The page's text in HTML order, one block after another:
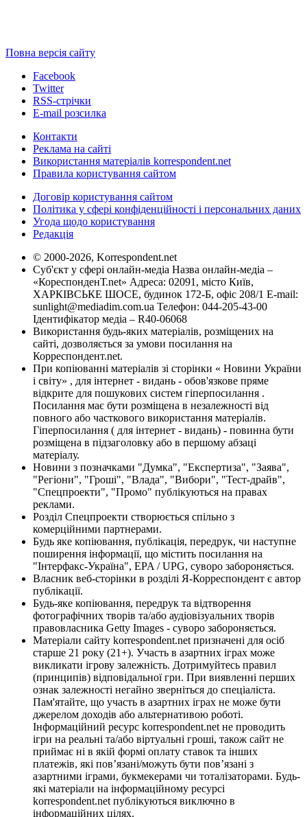
Повна версія сайту
Facebook
Twitter
RSS-стрічки
E-mail розсилка
Контакти
Реклама на сайті
Використання матеріалів korrespondent.net
Правила користування сайтом
Договір користування сайтом
Політика у сфері конфіденційності і персональних даних
Угода щодо користування
Редакція
© 2000-2026, Korrespondent.net
Суб'єкт у сфері онлайн-медіа Назва онлайн-медіа –
«КореспонденТ.net» Адреса: 02091, місто Київ,
ХАРКІВСЬКЕ ШОСЕ, будинок 172-Б, офіс 208/1 E-mail:
sunlight@mediadim.com.ua Телефон: 044-205-43-00
Ідентифікатор медіа – R40-06068
Використання будь-яких матеріалів, розміщених на
сайті, дозволяється за умови посилання на
Корреспондент.net.
При копіюванні матеріалів зі сторінки « Новини України
і світу» , для інтернет - видань - обов'язкове пряме
відкрите для пошукових систем гіперпосилання .
Посилання має бути розміщена в незалежності від
повного або часткового використання матеріалів.
Гіперпосилання ( для інтернет - видань) - повинна бути
розміщена в підзаголовку або в першому абзаці
матеріалу.
Новини з позначками "Думка", "Експертиза", "Заява",
"Регіони", "Гроші", "Влада", "Вибори", "Тест-драйв",
"Спецпроекти", "Промо" публікуються на правах
реклами.
Розділ Спецпроекти створюється спільно з
комерційними партнерами.
Будь яке копіювання, публікація, передрук, чи наступне
поширення інформації, що містить посилання на
"Інтерфакс-Україна", EPA / UPG, суворо забороняється.
Власник веб-сторінки в розділі Я-Корреспондент є автор
публікації.
Будь-яке копіювання, передрук та відтворення
фотографічних творів та/або аудіовізуальних творів
правовласника Getty Images - суворо забороняється.
Матеріали сайту korrespondent.net призначені для осіб
старше 21 року (21+). Участь в азартних іграх може
викликати ігрову залежність. Дотримуйтесь правил
(принципів) відповідальної гри. При виявленні перших
ознак залежності негайно зверніться до спеціаліста.
Пам'ятайте, що участь в азартних іграх не може бути
джерелом доходів або альтернативою роботі.
Інформаційний ресурс korrespondent.net не проводить
ігри на реальні та/або віртуальні гроші, також сайт не
приймає ні в якій формі оплату ставок та інших
платежів, які пов’язані/можуть бути пов’язані з
азартними іграми, букмекерами чи тоталізаторами. Будь-
які матеріали на інформаційному ресурсі
korrespondent.net публікуються виключно в
інформаційних цілях.